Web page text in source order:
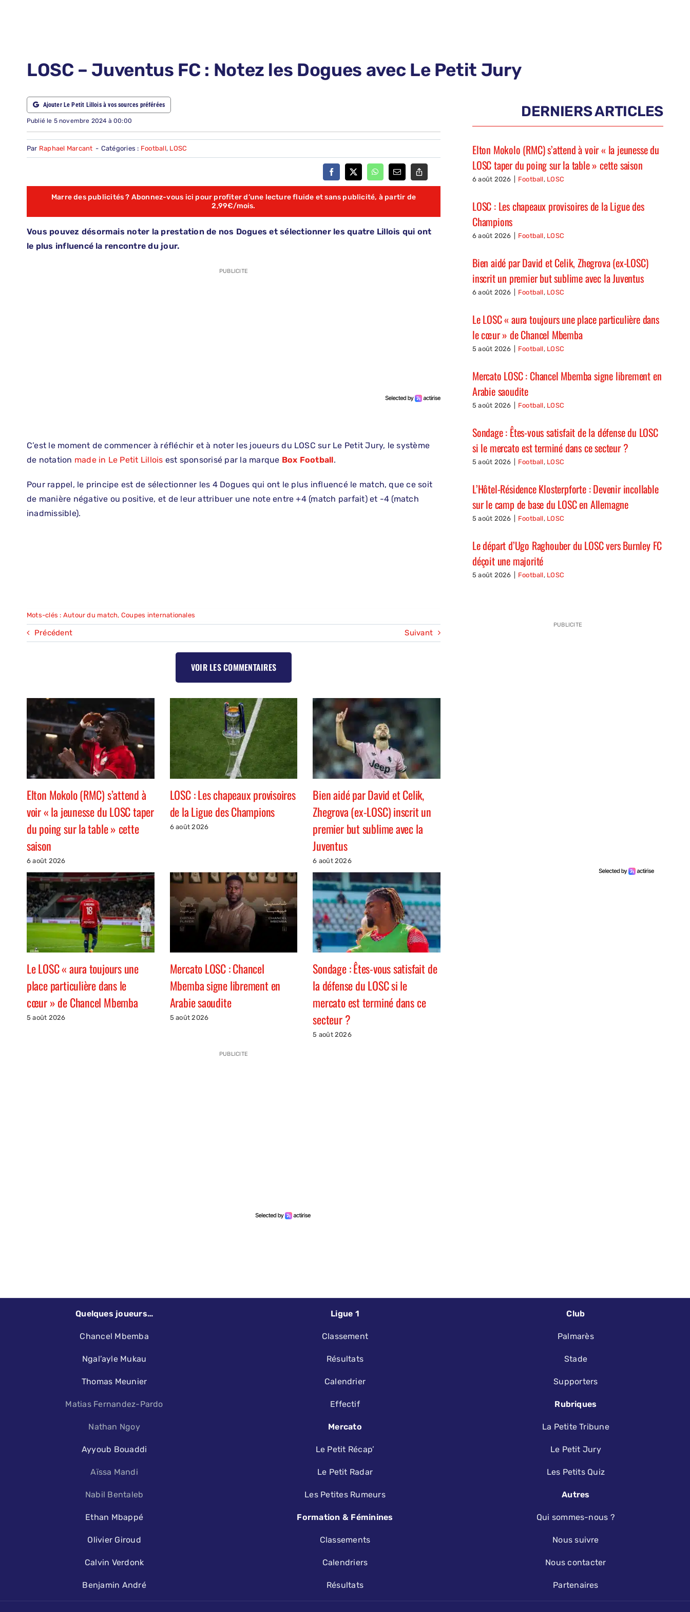
RECHERCHER:
LOSC – Juventus FC : Notez les Dogues avec Le Petit Jury
Ajouter Le Petit Lillois à vos sources préférées
Publié le 5 novembre 2024 à 00:00
Par Raphael Marcant - Catégories : Football, LOSC
Marre des publicités ? Abonnez-vous ici pour profiter d’une lecture fluide et sans publicité, à partir de
2,99€/mois.
Vous pouvez désormais noter la prestation de nos Dogues et sélectionner les quatre Lillois qui ont
le plus influencé la rencontre du jour.
PUBLICITE
C’est le moment de commencer à réfléchir et à noter les joueurs du LOSC sur Le Petit Jury, le système
de notation made in Le Petit Lillois est sponsorisé par la marque Box Football.
Pour rappel, le principe est de sélectionner les 4 Dogues qui ont le plus influencé le match, que ce soit
de manière négative ou positive, et de leur attribuer une note entre +4 (match parfait) et -4 (match
inadmissible).
Mots-clés : Autour du match, Coupes internationales
Précédent Suivant
VOIR LES COMMENTAIRES
Elton Mokolo (RMC) s’attend à
voir « la jeunesse du LOSC taper
du poing sur la table » cette
saison
6 août 2026
LOSC : Les chapeaux provisoires
de la Ligue des Champions
6 août 2026
Bien aidé par David et Celik,
Zhegrova (ex-LOSC) inscrit un
premier but sublime avec la
Juventus
6 août 2026
Le LOSC « aura toujours une
place particulière dans le
cœur » de Chancel Mbemba
5 août 2026
Mercato LOSC : Chancel
Mbemba signe librement en
Arabie saoudite
5 août 2026
Sondage : Êtes-vous satisfait de
la défense du LOSC si le
mercato est terminé dans ce
secteur ?
5 août 2026
PUBLICITE
DERNIERS ARTICLES
Elton Mokolo (RMC) s’attend à voir « la jeunesse du
LOSC taper du poing sur la table » cette saison
6 août 2026 Football, LOSC
LOSC : Les chapeaux provisoires de la Ligue des
Champions
6 août 2026 Football, LOSC
Bien aidé par David et Celik, Zhegrova (ex-LOSC)
inscrit un premier but sublime avec la Juventus
6 août 2026 Football, LOSC
Le LOSC « aura toujours une place particulière dans
le cœur » de Chancel Mbemba
5 août 2026 Football, LOSC
Mercato LOSC : Chancel Mbemba signe librement en
Arabie saoudite
5 août 2026 Football, LOSC
Sondage : Êtes-vous satisfait de la défense du LOSC
si le mercato est terminé dans ce secteur ?
5 août 2026 Football, LOSC
L’Hôtel-Résidence Klosterpforte : Devenir incollable
sur le camp de base du LOSC en Allemagne
5 août 2026 Football, LOSC
Le départ d’Ugo Raghouber du LOSC vers Burnley FC
déçoit une majorité
5 août 2026 Football, LOSC
PUBLICITE
Quelques joueurs…
Chancel Mbemba
Ngal’ayle Mukau
Thomas Meunier
Matias Fernandez-Pardo
Nathan Ngoy
Ayyoub Bouaddi
Aïssa Mandi
Nabil Bentaleb
Ethan Mbappé
Olivier Giroud
Calvin Verdonk
Benjamin André
Ligue 1
Classement
Résultats
Calendrier
Effectif
Mercato
Le Petit Récap’
Le Petit Radar
Les Petites Rumeurs
Formation & Féminines
Classements
Calendriers
Résultats
Club
Palmarès
Stade
Supporters
Rubriques
La Petite Tribune
Le Petit Jury
Les Petits Quiz
Autres
Qui sommes-nous ?
Nous suivre
Nous contacter
Partenaires